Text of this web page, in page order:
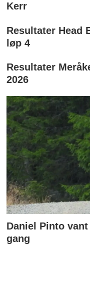
Kerr
Resultater Head
løp 4
Resultater
2026
Daniel Pinto
gang